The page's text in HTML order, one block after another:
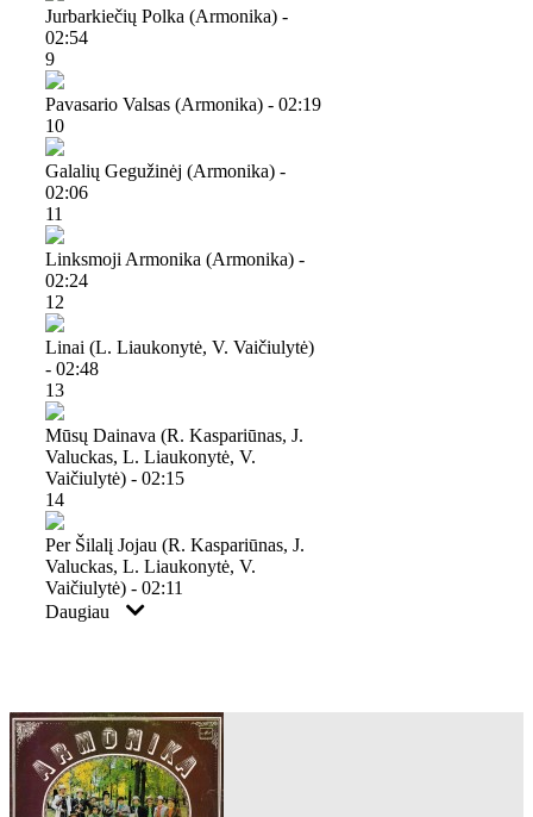
Jurbarkiečių Polka (armonika) -
02:54
9
Pavasario Valsas (armonika) - 02:19
10
Galalių Gegužinėj (armonika) -
02:06
11
Linksmoji Armonika (armonika) -
02:24
12
Linai (l. Liaukonytė, V. Vaičiulytė)
- 02:48
13
Mūsų Dainava (r. Kaspariūnas, J.
Valuckas, L. Liaukonytė, V.
Vaičiulytė) - 02:15
14
Per Šilalį Jojau (r. Kaspariūnas, J.
Valuckas, L. Liaukonytė, V.
Vaičiulytė) - 02:11
Daugiau